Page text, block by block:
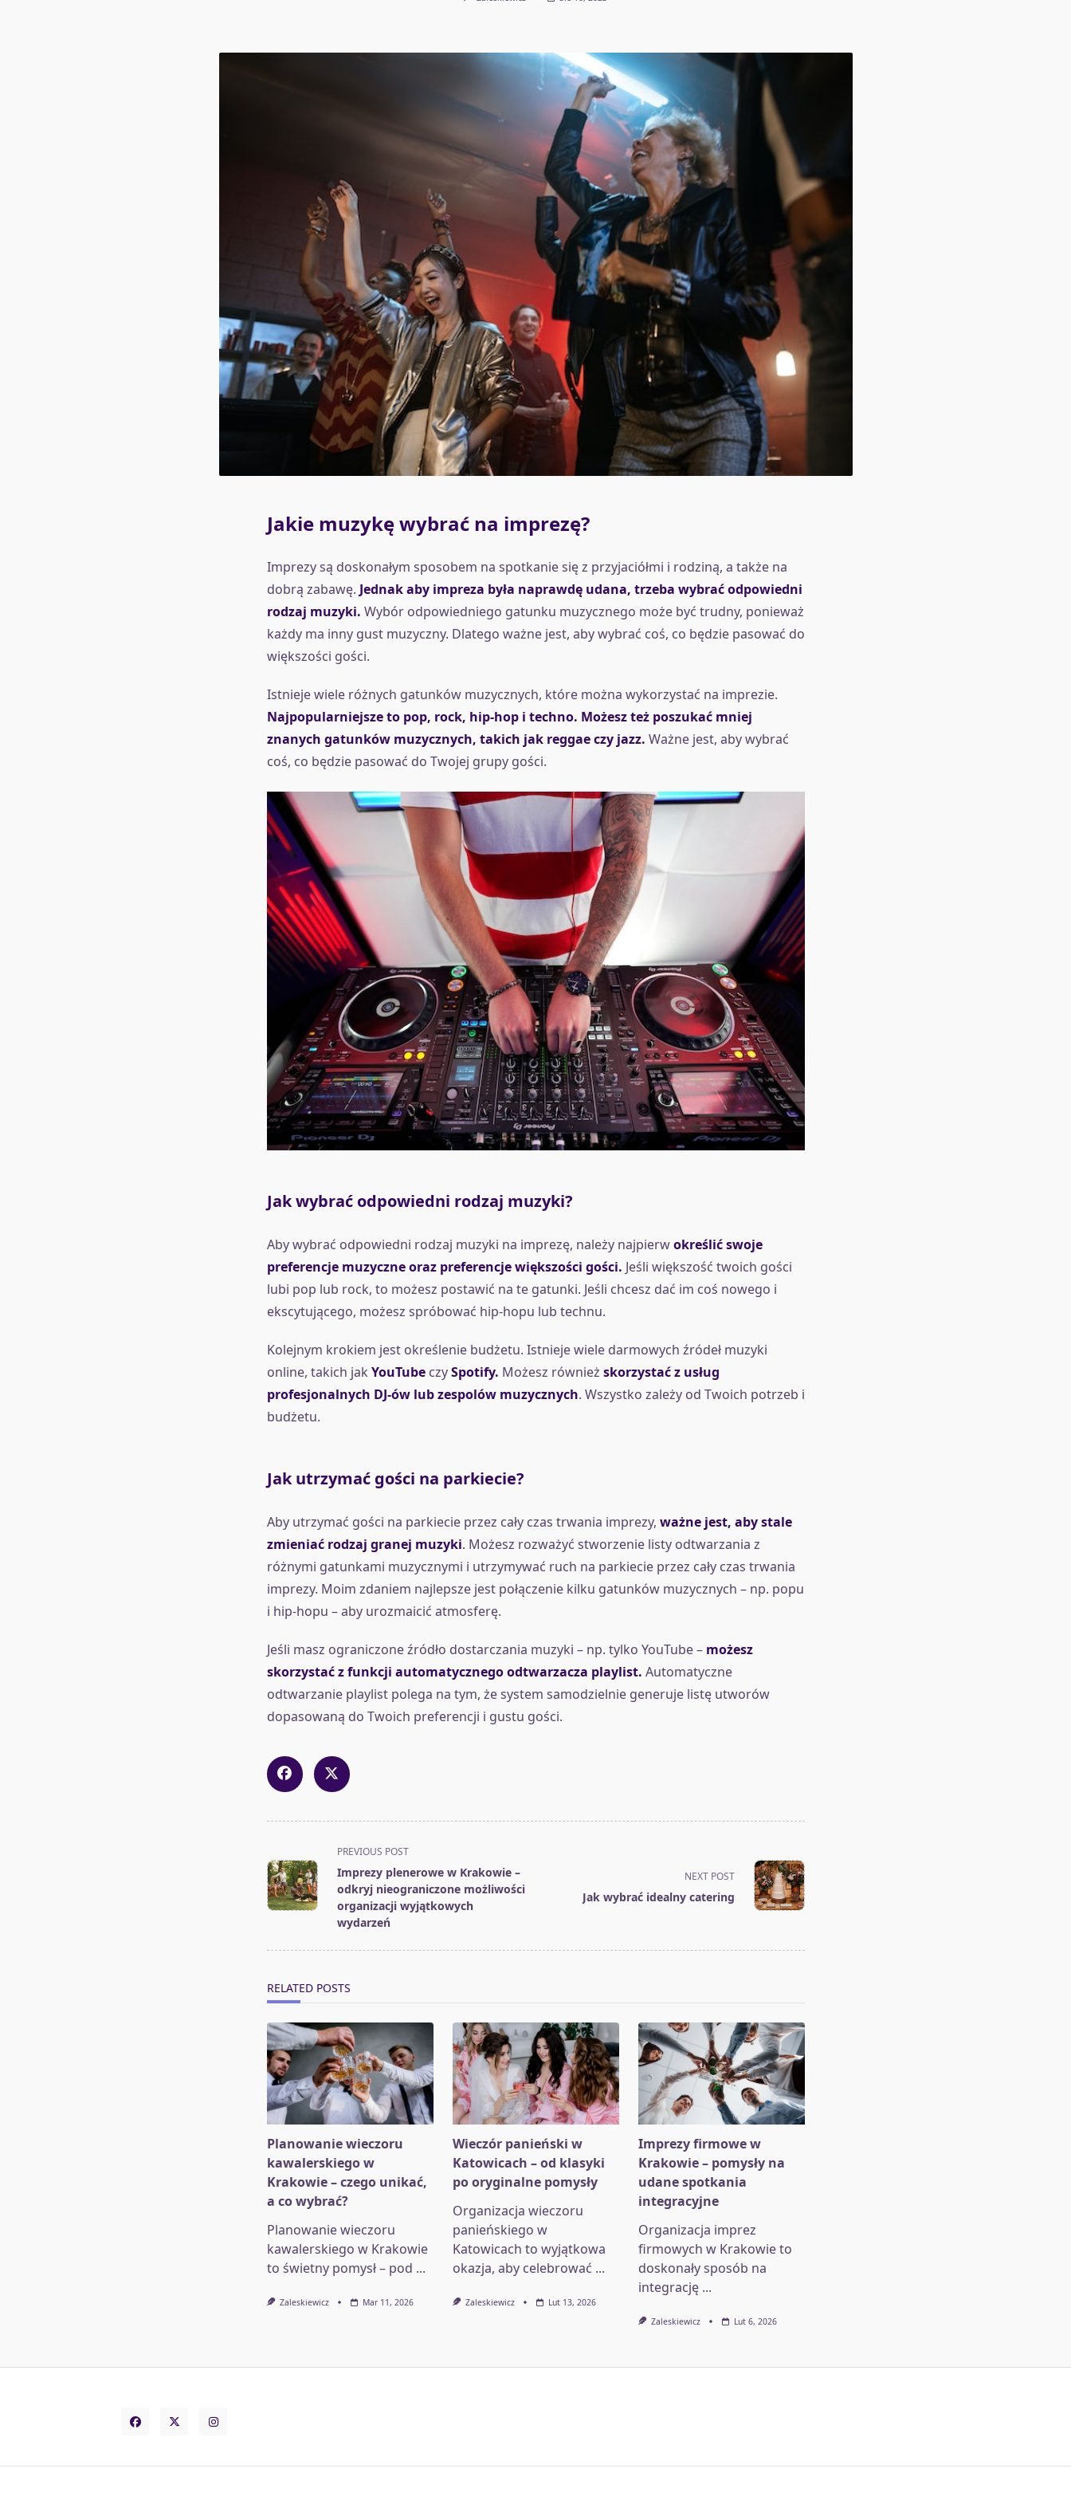
Jakie muzykę wybrać na imprezę?
Imprezy są doskonałym sposobem na spotkanie się z przyjaciółmi i rodziną, a także na
dobrą zabawę. Jednak aby impreza była naprawdę udana, trzeba wybrać odpowiedni
rodzaj muzyki. Wybór odpowiedniego gatunku muzycznego może być trudny, ponieważ
każdy ma inny gust muzyczny. Dlatego ważne jest, aby wybrać coś, co będzie pasować do
większości gości.
Istnieje wiele różnych gatunków muzycznych, które można wykorzystać na imprezie.
Najpopularniejsze to pop, rock, hip-hop i techno. Możesz też poszukać mniej
znanych gatunków muzycznych, takich jak reggae czy jazz. Ważne jest, aby wybrać
coś, co będzie pasować do Twojej grupy gości.
Jak wybrać odpowiedni rodzaj muzyki?
Aby wybrać odpowiedni rodzaj muzyki na imprezę, należy najpierwokreślić swoje
preferencje muzyczne oraz preferencje większości gości. Jeśli większość twoich gości
lubi pop lub rock, to możesz postawić na te gatunki. Jeśli chcesz dać im coś nowego i
ekscytującego, możesz spróbować hip-hopu lub technu.
Kolejnym krokiem jest określenie budżetu. Istnieje wiele darmowych źródeł muzyki
online, takich jak YouTube czySpotify. Możesz również skorzystać z usług
profesjonalnych DJ-ów lub zespolów muzycznych. Wszystko zależy od Twoich potrzeb i
budżetu.
Jak utrzymać gości na parkiecie?
Aby utrzymać gości na parkiecie przez cały czas trwania imprezy, ważne jest, aby stale
zmieniać rodzaj granej muzyki. Możesz rozważyć stworzenie listy odtwarzania z
różnymi gatunkami muzycznymi i utrzymywać ruch na parkiecie przez cały czas trwania
imprezy. Moim zdaniem najlepsze jest połączenie kilku gatunków muzycznych – np. popu
i hip-hopu – aby urozmaicić atmosferę.
Jeśli masz ograniczone źródło dostarczania muzyki – np. tylko YouTube – możesz
skorzystać z funkcji automatycznego odtwarzacza playlist. Automatyczne
odtwarzanie playlist polega na tym, że system samodzielnie generuje listę utworów
dopasowaną do Twoich preferencji i gustu gości.
class="nav-
subtitle
screen-
PREVIOUS POST
Imprezy plenerowe w Krakowie –
odkryj nieograniczone możliwości
organizacji wyjątkowych
wydarzeń
NEXT POST
Jak wybrać idealny catering
RELATED POSTS
Planowanie wieczoru
kawalerskiego w
Krakowie – czego unikać,
a co wybrać?
Planowanie wieczoru
kawalerskiego w Krakowie
to świetny pomysł – pod ...
Zaleskiewicz Mar 11, 2026
Wieczór panieński w
Katowicach – od klasyki
po oryginalne pomysły
Organizacja wieczoru
panieńskiego w
Katowicach to wyjątkowa
okazja, aby celebrować ...
Zaleskiewicz Lut 13, 2026
Imprezy firmowe w
Krakowie – pomysły na
udane spotkania
integracyjne
Organizacja imprez
firmowych w Krakowie to
doskonały sposób na
integrację ...
Zaleskiewicz Lut 6, 2026